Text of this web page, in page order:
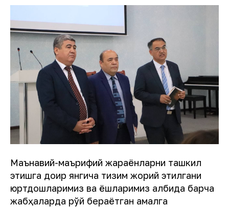
Маънавий-маърифий жараёнларни ташкил
этишга доир янгича тизим жорий этилгани
юртдошларимиз ва ёшларимиз қалбида барча
жабҳаларда рўй бераётган амалга